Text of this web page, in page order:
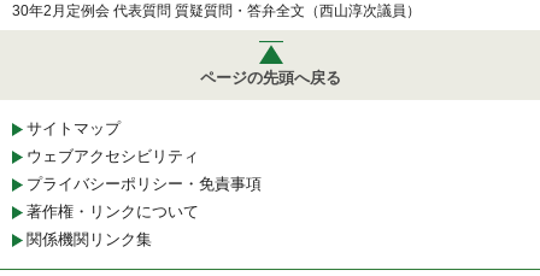
30年2月定例会 代表質問 質疑質問・答弁全文（西山淳次議員）
ページの先頭へ戻る
サイトマップ
ウェブアクセシビリティ
プライバシーポリシー・免責事項
著作権・リンクについて
関係機関リンク集